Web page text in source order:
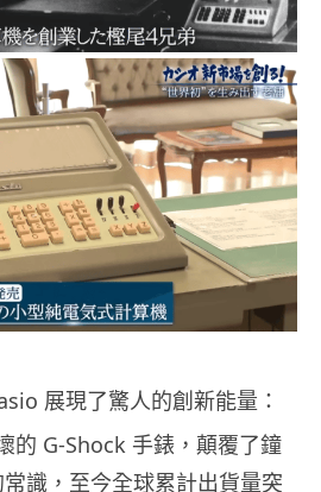
展現了驚人的創新能量：
的 G-Shock 手錶，顛覆了鐘
識，至今全球累計出貨量突